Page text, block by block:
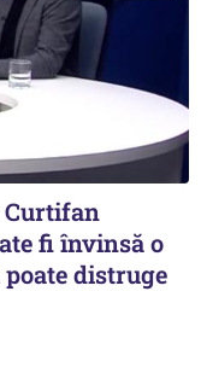
Curtifan
fi învinsă o
distruge